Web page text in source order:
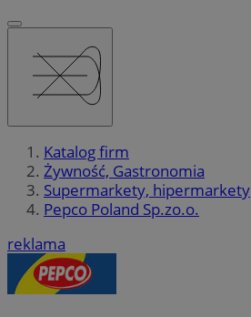
Katalog firm
Żywność, Gastronomia
Supermarkety, hipermarkety
Pepco Poland Sp.zo.o.
reklama